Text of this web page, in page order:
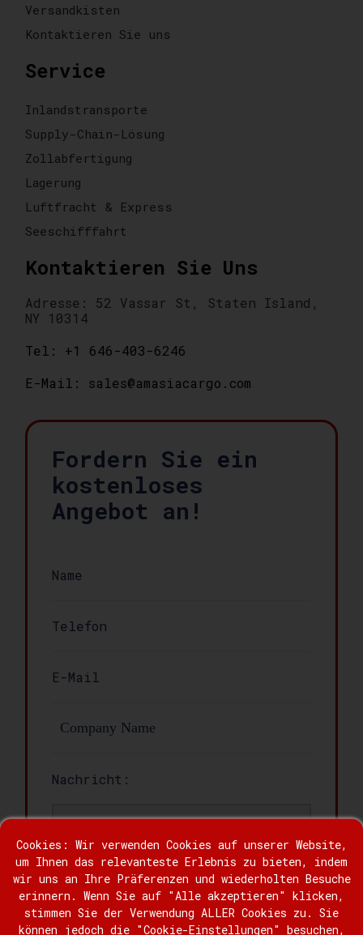
Versandkisten
Kontaktieren Sie uns
Service
Inlandstransporte
Supply-Chain-Lösung
Zollabfertigung
Lagerung
Luftfracht & Express
Seeschifffahrt
Kontaktieren Sie Uns
Adresse: 52 Vassar St, Staten Island,
NY 10314
Tel: +1 646-403-6246
E-Mail: sales@amasiacargo.com
Fordern Sie ein
kostenloses
Angebot an!
Nachricht:
Cookies: Wir verwenden Cookies auf unserer Website,
um Ihnen das relevanteste Erlebnis zu bieten, indem
wir uns an Ihre Präferenzen und wiederholten Besuche
erinnern. Wenn Sie auf "Alle akzeptieren" klicken,
stimmen Sie der Verwendung ALLER Cookies zu. Sie
können jedoch die "Cookie-Einstellungen" besuchen,